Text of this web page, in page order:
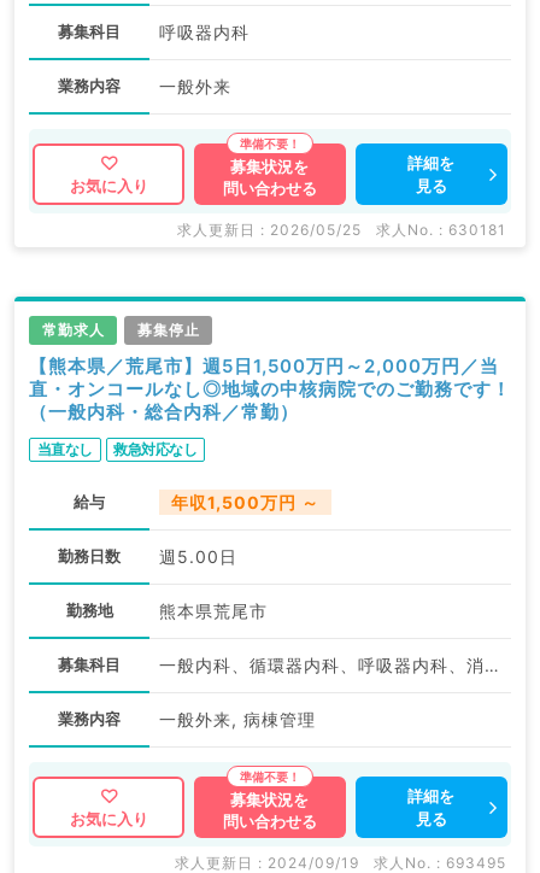
募集科目 呼吸器内科
業務内容 一般外来
お気に入り
募集状況を
問い合わせる
詳細を
見る
求人更新日 : 2026/05/25 求人No. : 630181
常勤求人 募集停止
【熊本県／荒尾市】週5日1,500万円～2,000万円／当
直・オンコールなし◎地域の中核病院でのご勤務です！
（一般内科・総合内科／常勤）
当直なし 救急対応なし
給与 年収1,500万円 ～
勤務日数 週5.00日
勤務地 熊本県荒尾市
募集科目 一般内科、循環器内科、呼吸器内科、消化器内科、内分泌・代謝内科
業務内容 一般外来, 病棟管理
お気に入り
募集状況を
問い合わせる
詳細を
見る
求人更新日 : 2024/09/19 求人No. : 693495